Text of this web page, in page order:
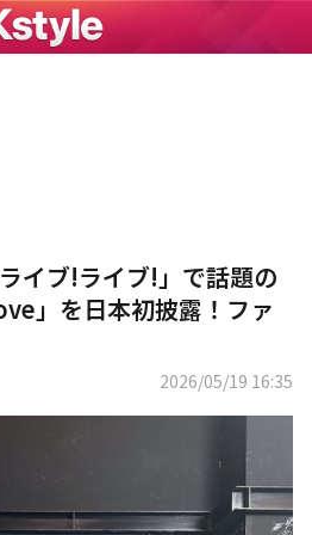
イブ!ライブ!」で話題の
」を日本初披露！ファ
2026/05/19 16:35